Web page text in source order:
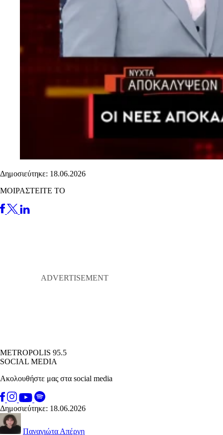
Δημοσιεύτηκε: 18.06.2026
ΜΟΙΡΑΣΤΕΙΤΕ ΤΟ
METROPOLIS 95.5
SOCIAL MEDIA
Ακολουθήστε μας στα social media
Δημοσιεύτηκε: 18.06.2026
Παναγιώτα Απέργη